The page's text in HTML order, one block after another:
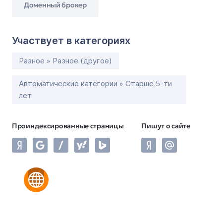
Доменный брокер
Участвует в категориях
Разное » Разное (другое)
Автоматические категории » Старше 5-ти
лет
Проиндексированные страницы Пишут о сайте